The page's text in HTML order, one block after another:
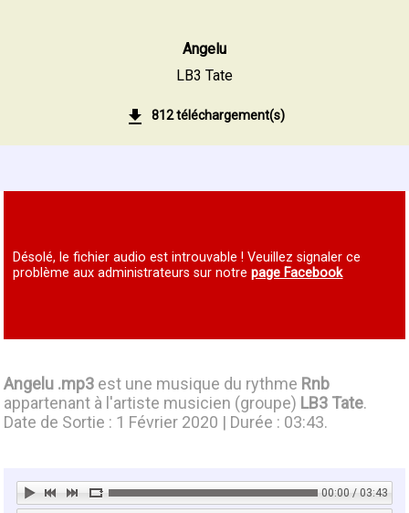
Angelu
LB3 Tate
812 téléchargement(s)
Désolé, le fichier audio est introuvable ! Veuillez signaler ce
problème aux administrateurs sur notrepage Facebook
Angelu .mp3 est une musique du rythme Rnb
appartenant à l'artiste musicien (groupe) LB3 Tate.
Date de Sortie : 1 Février 2020 | Durée : 03:43.
00:00 / 03:43